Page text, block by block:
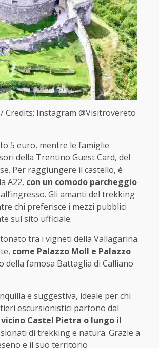
Credits: Instagram @Visitrovereto
5 euro, mentre le famiglie
della Trentino Guest Card, del
Per raggiungere il castello, è
A22, con un comodo parcheggio
Gli amanti del trekking
chi preferisce i mezzi pubblici
sul sito ufficiale.
tra i vigneti della Vallagarina.
come Palazzo Moll e Palazzo
della famosa Battaglia di Calliano
e suggestiva, ideale per chi
escursionistici partono dal
Castel Pietra o lungo il
di trekking e natura. Grazie a
e il suo territorio